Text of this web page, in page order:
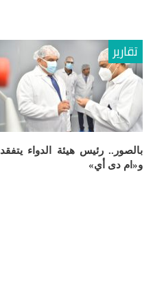
تقارير
بالصور.. رئيس هيئة الدواء
و«ام دى أي»